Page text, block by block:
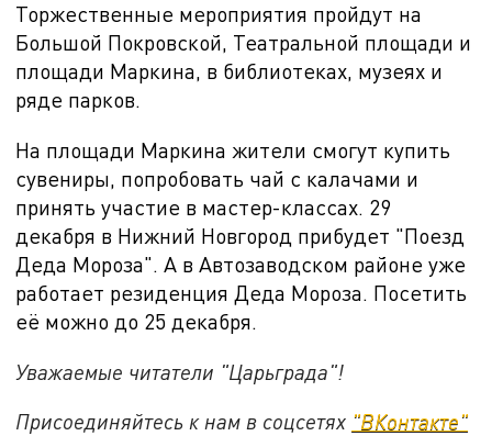
Торжественные мероприятия пройдут на
Большой Покровской, Театральной площади и
площади Маркина, в библиотеках, музеях и
ряде парков.
На площади Маркина жители смогут купить
сувениры, попробовать чай с калачами и
принять участие в мастер-классах. 29
декабря в Нижний Новгород прибудет "Поезд
Деда Мороза". А в Автозаводском районе уже
работает резиденция Деда Мороза. Посетить
её можно до 25 декабря.
Уважаемые читатели "Царьграда"!
Присоединяйтесь к нам в соцсетях "ВКонтакте"